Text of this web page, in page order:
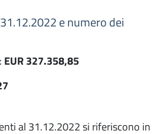
e numero dei
EUR 327.358,85
al 31.12.2022 si riferiscono in